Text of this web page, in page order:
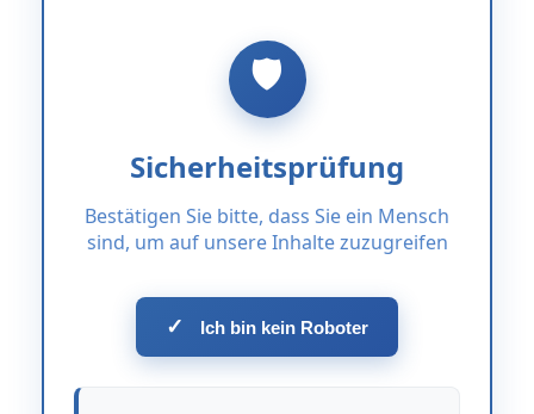
Sicherheitsprüfung
Bestätigen Sie bitte, dass Sie ein Mensch
sind, um auf unsere Inhalte zuzugreifen
✓ Ich bin kein Roboter